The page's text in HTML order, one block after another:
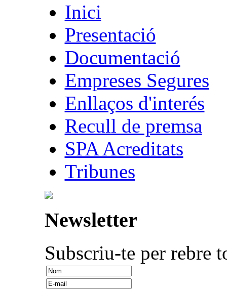
Inici
Presentació
Documentació
Empreses Segures
Enllaços d'interés
Recull de premsa
SPA Acreditats
Tribunes
Newsletter
Subscriu-te per rebre